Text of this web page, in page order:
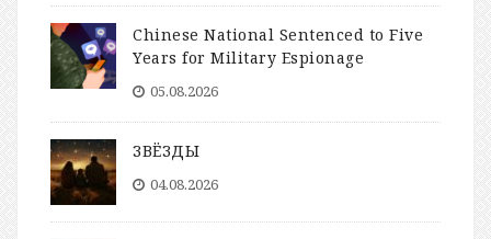
Chinese National Sentenced to Five
Years for Military Espionage
05.08.2026
ЗВЁЗДЫ
04.08.2026